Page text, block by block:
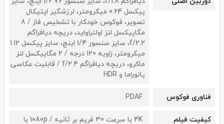
پیکسل 0.64 میکرومتر، لرزشگیر اپتیکال
تصویر، فوکوس خودکار با تشخیص فاز / 8
مگاپیکسل لنز اولتراواید، دریچه دیافراگم
f/2.2، سایز سنسور 1/4 اینچ، سایز پیکسل 1.12
میکرومتر، زاویه 120 درجه / 2 مگاپیکسل لنز
ماکرو، دریچه دیافراگم f/2.4 / قابلیت عکاسی
پانوراما و HDR
فناوری فوکوس PDAF
کیفیت فیلم
4K با سرعت 30 فریم بر ثانیه / 1080p با